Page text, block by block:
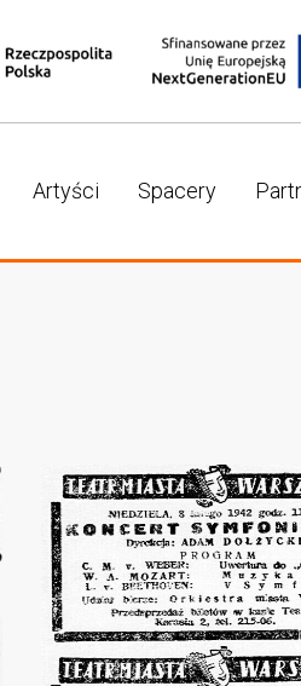
Artyści Spacery